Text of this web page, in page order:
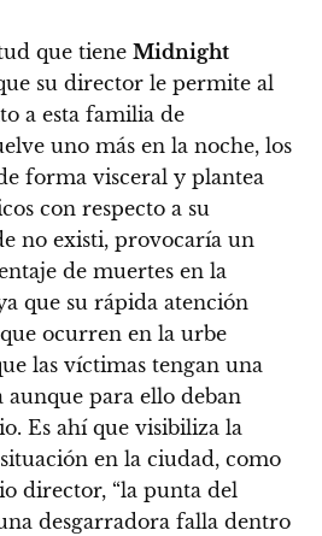
que tiene Midnight
su director le permite al
a esta familia de
uno más en la noche, los
forma visceral y plantea
con respecto a su
no existi, provocaría un
de muertes en la
que su rápida atención
ocurren en la urbe
las víctimas tengan una
para ello deban
Es ahí que visibiliza la
en la ciudad, como
director, “la punta del
desgarradora falla dentro